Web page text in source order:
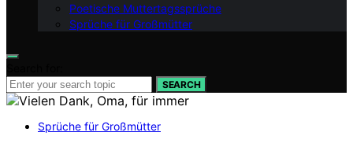
Poetische Muttertagssprüche
Sprüche für Großmütter
SEARCH
Sprüche für Großmütter